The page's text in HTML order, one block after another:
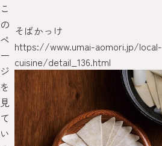
こ
の
ペ
ー
ジ
を
見
て
い
そばかっけ
https://www.umai-aomori.jp/local-
cuisine/detail_136.html